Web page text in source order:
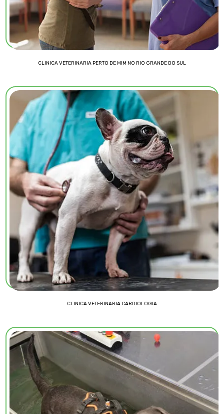
CLINICA VETERINARIA PERTO DE MIM NO RIO GRANDE DO SUL
CLINICA VETERINARIA CARDIOLOGIA